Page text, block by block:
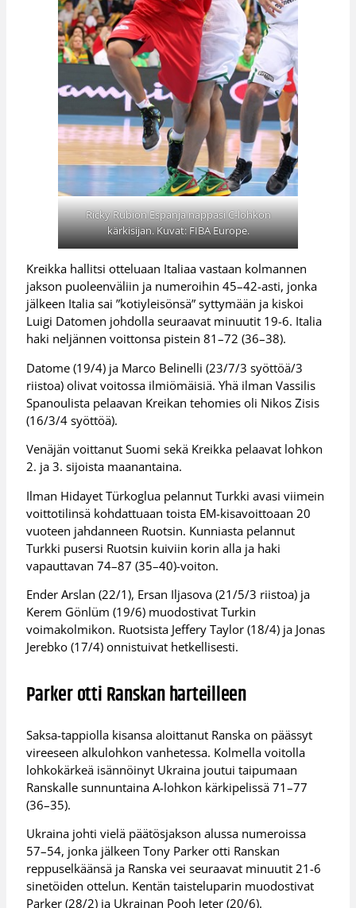
Ricky Rubion Espanja nappasi C-lohkon
kärkisijan. Kuvat: FIBA Europe.
Kreikka hallitsi otteluaan Italiaa vastaan kolmannen
jakson puoleenväliin ja numeroihin 45–42-asti, jonka
jälkeen Italia sai ”kotiyleisönsä” syttymään ja kiskoi
Luigi Datomen johdolla seuraavat minuutit 19-6. Italia
haki neljännen voittonsa pistein 81–72 (36–38).
Datome (19/4) ja Marco Belinelli (23/7/3 syöttöä/3
riistoa) olivat voitossa ilmiömäisiä. Yhä ilman Vassilis
Spanoulista pelaavan Kreikan tehomies oli Nikos Zisis
(16/3/4 syöttöä).
Venäjän voittanut Suomi sekä Kreikka pelaavat lohkon
2. ja 3. sijoista maanantaina.
Ilman Hidayet Türkoglua pelannut Turkki avasi viimein
voittotilinsä kohdattuaan toista EM-kisavoittoaan 20
vuoteen jahdanneen Ruotsin. Kunniasta pelannut
Turkki pusersi Ruotsin kuiviin korin alla ja haki
vapauttavan 74–87 (35–40)-voiton.
Ender Arslan (22/1), Ersan Iljasova (21/5/3 riistoa) ja
Kerem Gönlüm (19/6) muodostivat Turkin
voimakolmikon. Ruotsista Jeffery Taylor (18/4) ja Jonas
Jerebko (17/4) onnistuivat hetkellisesti.
Parker otti Ranskan harteilleen
Saksa-tappiolla kisansa aloittanut Ranska on päässyt
vireeseen alkulohkon vanhetessa. Kolmella voitolla
lohkokärkeä isännöinyt Ukraina joutui taipumaan
Ranskalle sunnuntaina A-lohkon kärkipelissä 71–77
(36–35).
Ukraina johti vielä päätösjakson alussa numeroissa
57–54, jonka jälkeen Tony Parker otti Ranskan
reppuselkäänsä ja Ranska vei seuraavat minuutit 21-6
sinetöiden ottelun. Kentän taisteluparin muodostivat
Parker (28/2) ja Ukrainan Pooh Jeter (20/6).